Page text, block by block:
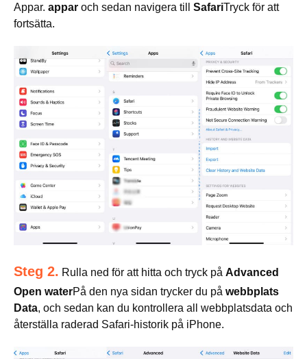
Appar. appar och sedan navigera till SafariTryck för att
fortsätta.
Steg 2. Rulla ned för att hitta och tryck på Advanced
Open waterPå den nya sidan trycker du på webbplats
Data, och sedan kan du kontrollera all webbplatsdata och
återställa raderad Safari-historik på iPhone.